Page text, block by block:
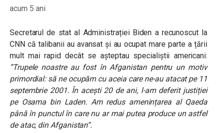
acum 5 ani
Secretarul de stat al Administrației Biden a recunoscut la
CNN că talibanii au avansat și au ocupat mare parte a țării
mult mai rapid decât se așteptau specialiștii americani:
”Trupele noastre au fost în Afganistan pentru un motiv
primordial: să ne ocupăm cu aceia care ne-au atacat pe 11
septembrie 2001. În acești 20 de ani, l-am deferit justiției
pe Osama bin Laden. Am redus amenințarea al Qaeda
până în punctul în care nu ar mai putea produce un astfel
de atac, din Afganistan”.